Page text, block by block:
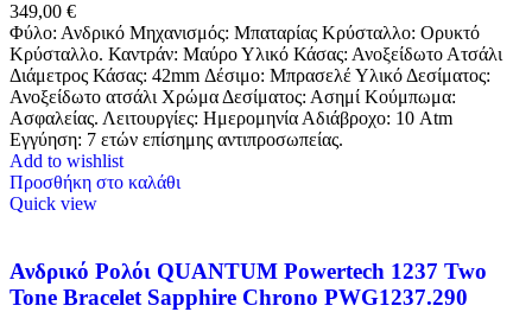
349,00 €
Φύλο: Ανδρικό Μηχανισμός: Μπαταρίας Κρύσταλλο: Ορυκτό
Κρύσταλλο. Καντράν: Μαύρο Υλικό Κάσας: Ανοξείδωτο Ατσάλι
Διάμετρος Κάσας: 42mm Δέσιμο: Μπρασελέ Υλικό Δεσίματος:
Ανοξείδωτο ατσάλι Χρώμα Δεσίματος: Ασημί Κούμπωμα:
Ασφαλείας. Λειτουργίες: Ημερομηνία Αδιάβροχο: 10 Atm
Εγγύηση: 7 ετών επίσημης αντιπροσωπείας.
Add to wishlist
Προσθήκη στο καλάθι
Quick view
Ανδρικό Ρολόι QUANTUM Powertech 1237 Two
Tone Bracelet Sapphire Chrono PWG1237.290